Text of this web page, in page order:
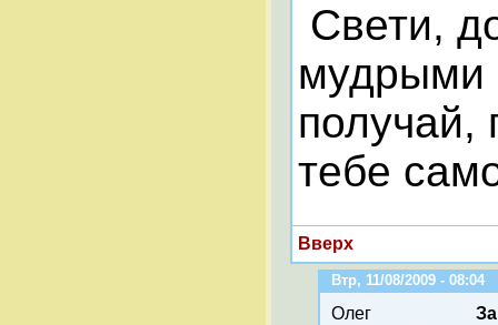
Свети,
мудрыми
тебе
Вверх
Втр, 11/08/2009 - 08:04
Олег